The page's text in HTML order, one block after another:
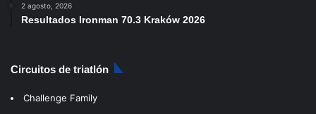
2 agosto, 2026
Resultados Ironman 70.3 Kraków 2026
Circuitos de triatlón
Challenge Family